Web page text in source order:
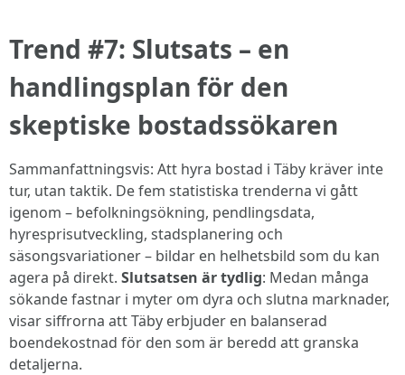
Trend #7: Slutsats – en
handlingsplan för den
skeptiske bostadssökaren
Sammanfattningsvis: Att hyra bostad i Täby kräver inte
tur, utan taktik. De fem statistiska trenderna vi gått
igenom – befolkningsökning, pendlingsdata,
hyresprisutveckling, stadsplanering och
säsongsvariationer – bildar en helhetsbild som du kan
agera på direkt. Slutsatsen är tydlig: Medan många
sökande fastnar i myter om dyra och slutna marknader,
visar siffrorna att Täby erbjuder en balanserad
boendekostnad för den som är beredd att granska
detaljerna.